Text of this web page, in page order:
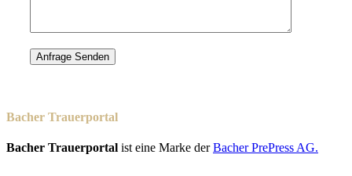
Bacher Trauerportal
Bacher Trauerportal ist eine Marke derBacher PrePress AG.